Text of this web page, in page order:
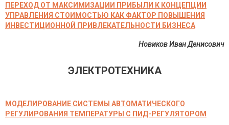
ПЕРЕХОД ОТ МАКСИМИЗАЦИИ ПРИБЫЛИ К КОНЦЕПЦИИ
УПРАВЛЕНИЯ СТОИМОСТЬЮ КАК ФАКТОР ПОВЫШЕНИЯ
ИНВЕСТИЦИОННОЙ ПРИВЛЕКАТЕЛЬНОСТИ БИЗНЕСА
Новиков Иван Денисович
ЭЛЕКТРОТЕХНИКА
МОДЕЛИРОВАНИЕ СИСТЕМЫ АВТОМАТИЧЕСКОГО
РЕГУЛИРОВАНИЯ ТЕМПЕРАТУРЫ С ПИД-РЕГУЛЯТОРОМ